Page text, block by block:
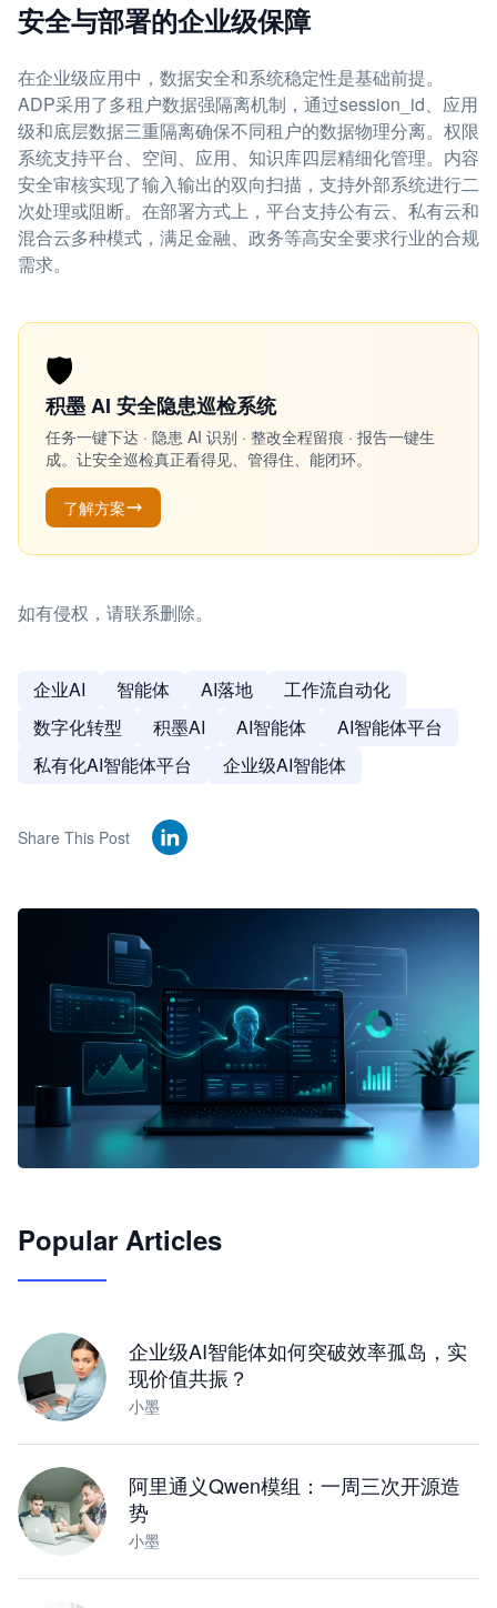
安全与部署的企业级保障
在企业级应用中，数据安全和系统稳定性是基础前提。
ADP采用了多租户数据强隔离机制，通过session_id、应用
级和底层数据三重隔离确保不同租户的数据物理分离。权限
系统支持平台、空间、应用、知识库四层精细化管理。内容
安全审核实现了输入输出的双向扫描，支持外部系统进行二
次处理或阻断。在部署方式上，平台支持公有云、私有云和
混合云多种模式，满足金融、政务等高安全要求行业的合规
需求。
🛡️
积墨 AI 安全隐患巡检系统
任务一键下达 · 隐患 AI 识别 · 整改全程留痕 · 报告一键生
成。让安全巡检真正看得见、管得住、能闭环。
了解方案
如有侵权，请联系删除。
企业AI 智能体 AI落地
工作流自动化
数字化转型
积墨AI AI智能体
AI智能体平台
私有化AI智能体平台
企业级AI智能体
Share This Post
JimoClaw 桌面 AI Agent 工作台
Popular Articles
企业级AI智能体如何突破效率孤岛，实
现价值共振？
小墨
阿里通义Qwen模组：一周三次开源造
势
小墨